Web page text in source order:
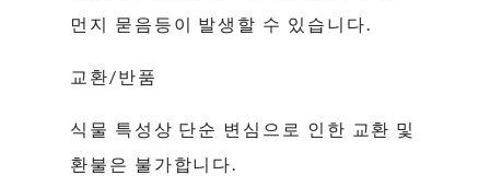
먼지 묻음등이 발생할 수 있습니다.
교환/반품
식물 특성상 단순 변심으로 인한 교환 및
환불은 불가합니다.